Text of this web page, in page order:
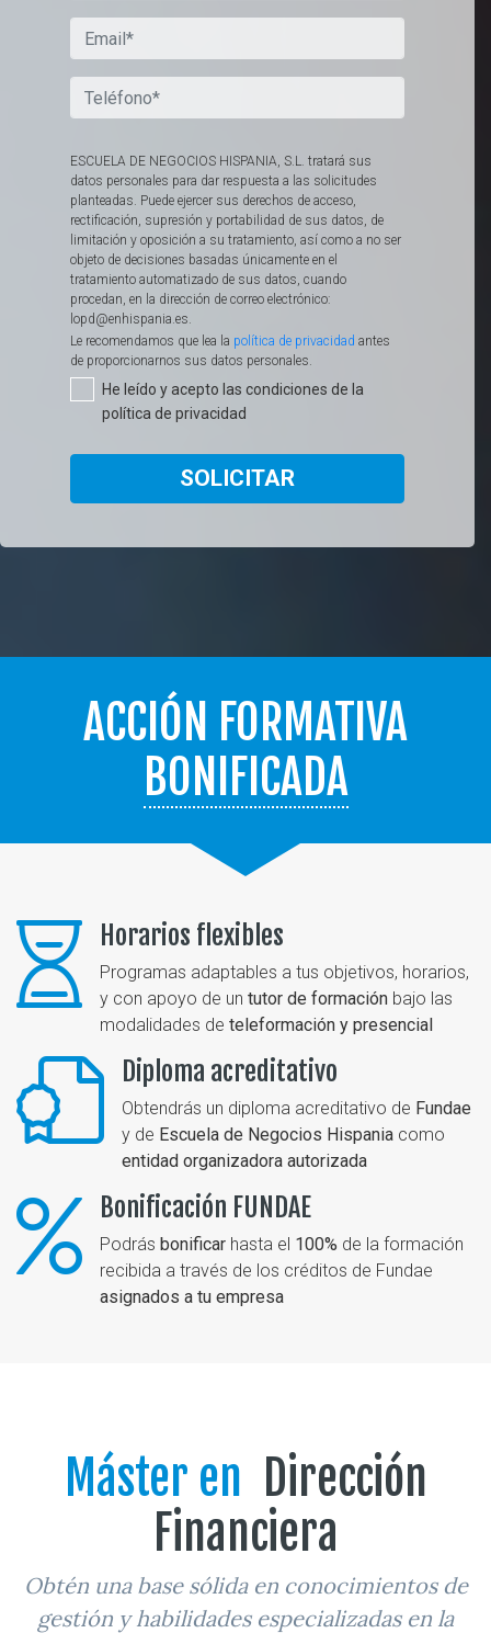
ESCUELA DE NEGOCIOS HISPANIA, S.L. tratará sus
datos personales para dar respuesta a las solicitudes
planteadas. Puede ejercer sus derechos de acceso,
rectificación, supresión y portabilidad de sus datos, de
limitación y oposición a su tratamiento, así como a no ser
objeto de decisiones basadas únicamente en el
tratamiento automatizado de sus datos, cuando
procedan, en la dirección de correo electrónico:
lopd@enhispania.es.
Le recomendamos que lea la política de privacidad antes
de proporcionarnos sus datos personales.​
He leído y acepto las condiciones de la
política de privacidad
SOLICITAR
ACCIÓN FORMATIVA
BONIFICADA
Horarios flexibles
Programas adaptables a tus objetivos, horarios,
y con apoyo de un tutor de formación bajo las
modalidades de teleformación y presencial
Diploma acreditativo
Obtendrás un diploma acreditativo de Fundae
y de Escuela de Negocios Hispania como
entidad organizadora autorizada
Bonificación FUNDAE
Podrás bonificar hasta el 100% de la formación
recibida a través de los créditos de Fundae
asignados a tu empresa
Máster en Dirección
Financiera
Obtén una base sólida en conocimientos de
gestión y habilidades especializadas en la